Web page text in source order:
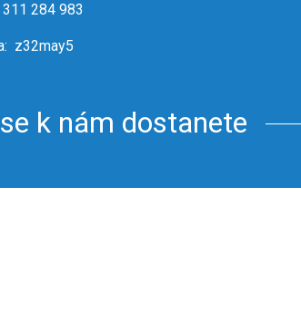
284 983
z32may5
k nám dostanete